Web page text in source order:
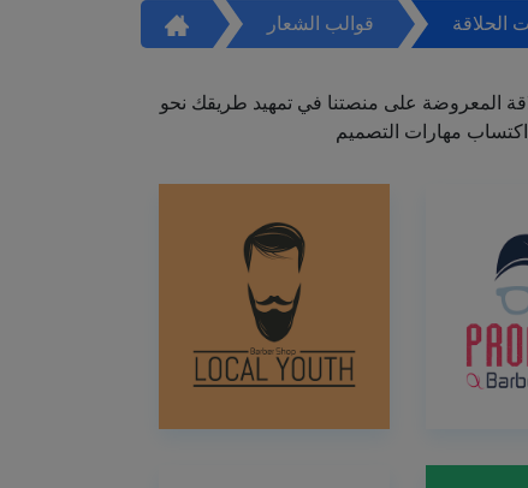
قوالب الشعار الحلاقة
المعروضة على منصتنا في تمهيد طريقك نحو